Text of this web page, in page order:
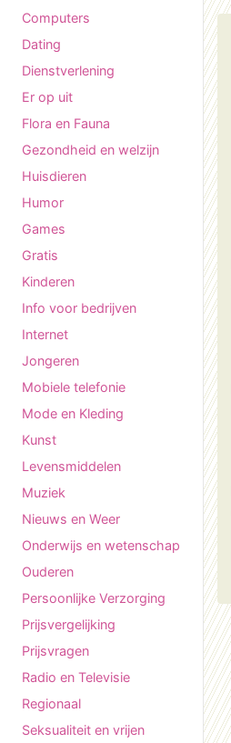
Computers
Dating
Dienstverlening
Er op uit
Flora en Fauna
Gezondheid en welzijn
Huisdieren
Humor
Games
Gratis
Kinderen
Info voor bedrijven
Internet
Jongeren
Mobiele telefonie
Mode en Kleding
Kunst
Levensmiddelen
Muziek
Nieuws en Weer
Onderwijs en wetenschap
Ouderen
Persoonlijke Verzorging
Prijsvergelijking
Prijsvragen
Radio en Televisie
Regionaal
Seksualiteit en vrijen